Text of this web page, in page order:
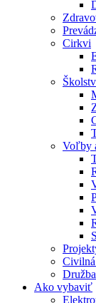
Cirkvi
Voľby
Civilná
Družba
Ako vybaviť